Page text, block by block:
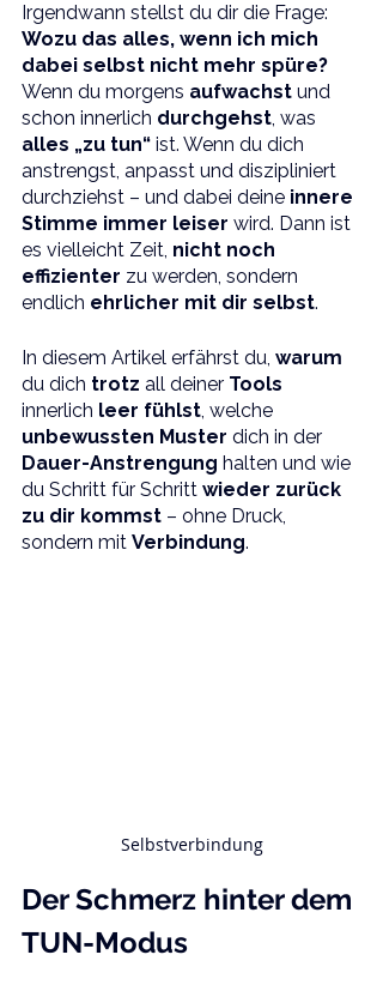
Irgendwann stellst du dir die Frage:
Wozu das alles, wenn ich mich
dabei selbst nicht mehr spüre?
Wenn du morgens aufwachst und
schon innerlich durchgehst, was
alles „zu tun“ ist. Wenn du dich
anstrengst, anpasst und diszipliniert
durchziehst – und dabei deine innere
Stimme immer leiser wird. Dann ist
es vielleicht Zeit, nicht noch
effizienter zu werden, sondern
endlich ehrlicher mit dir selbst.
In diesem Artikel erfährst du, warum
du dich trotz all deiner Tools
innerlich leer fühlst, welche
unbewussten Muster dich in der
Dauer-Anstrengung halten und wie
du Schritt für Schritt wieder zurück
zu dir kommst – ohne Druck,
sondern mit Verbindung.
Selbstverbindung
Der Schmerz hinter dem
TUN-Modus